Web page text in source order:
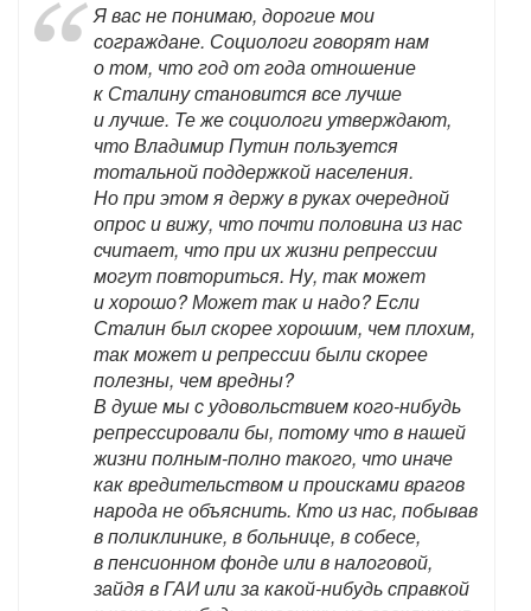
Я вас не понимаю, дорогие мои
сограждане. Социологи говорят нам
о том, что год от года отношение
к Сталину становится все лучше
и лучше. Те же социологи утверждают,
что Владимир Путин пользуется
тотальной поддержкой населения.
Но при этом я держу в руках очередной
опрос и вижу, что почти половина из нас
считает, что при их жизни репрессии
могут повториться. Ну, так может
и хорошо? Может так и надо? Если
Сталин был скорее хорошим, чем плохим,
так может и репрессии были скорее
полезны, чем вредны?
В душе мы с удовольствием кого-нибудь
репрессировали бы, потому что в нашей
жизни полным-полно такого, что иначе
как вредительством и происками врагов
народа не объяснить. Кто из нас, побывав
в поликлинике, в больнице, в собесе,
в пенсионном фонде или в налоговой,
зайдя в ГАИ или за какой-нибудь справкой